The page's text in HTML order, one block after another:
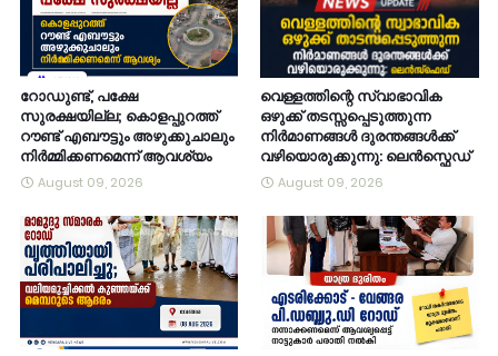
റോഡുണ്ട്, പക്ഷേ
സുരക്ഷയില്ല; കൊളപ്പുറത്ത്
റൗണ്ട് എബൗട്ടും അഴുക്കുചാലും
നിർമ്മിക്കണമെന്ന് ആവശ്യം
August 09, 2026
വെള്ളത്തിന്റെ സ്വാഭാവിക
ഒഴുക്ക് തടസ്സപ്പെടുത്തുന്ന
നിർമാണങ്ങൾ ദുരന്തങ്ങൾക്ക്
വഴിയൊരുക്കുന്നു: ലെൻസ്ഫെഡ്
August 09, 2026